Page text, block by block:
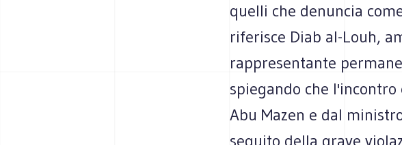
quelli che denuncia
riferisce Diab al-Louh,
rappresentante
spiegando che
Abu Mazen e dal
seguito della grave